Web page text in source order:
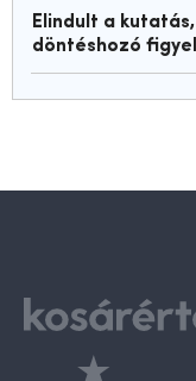
Elindult a
döntéshozó figyel